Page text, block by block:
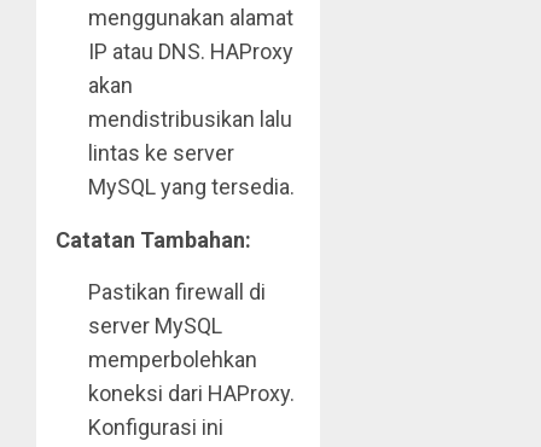
menggunakan alamat
IP atau DNS. HAProxy
akan
mendistribusikan lalu
lintas ke server
MySQL yang tersedia.
Catatan Tambahan:
Pastikan firewall di
server MySQL
memperbolehkan
koneksi dari HAProxy.
Konfigurasi ini